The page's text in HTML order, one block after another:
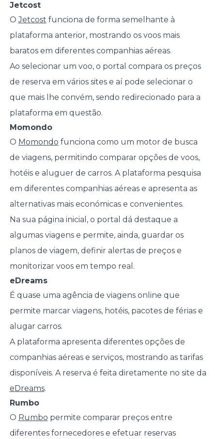
Jetcost
OJetcost funciona de forma semelhante à
plataforma anterior, mostrando os voos mais
baratos em diferentes companhias aéreas.
Ao selecionar um voo, o portal compara os preços
de reserva em vários sites e aí pode selecionar o
que mais lhe convém, sendo redirecionado para a
plataforma em questão.
Momondo
O Momondo funciona como um motor de busca
de viagens, permitindo comparar opções de voos,
hotéis e aluguer de carros. A plataforma pesquisa
em diferentes companhias aéreas e apresenta as
alternativas mais económicas e convenientes.
Na sua página inicial, o portal dá destaque a
algumas viagens e permite, ainda, guardar os
planos de viagem, definir alertas de preços e
monitorizar voos em tempo real.
eDreams
É quase uma agência de viagens online que
permite marcar viagens, hotéis, pacotes de férias e
alugar carros.
A plataforma apresenta diferentes opções de
companhias aéreas e serviços, mostrando as tarifas
disponíveis. A reserva é feita diretamente no site da
eDreams.
Rumbo
O Rumbo permite comparar preços entre
diferentes fornecedores e efetuar reservas